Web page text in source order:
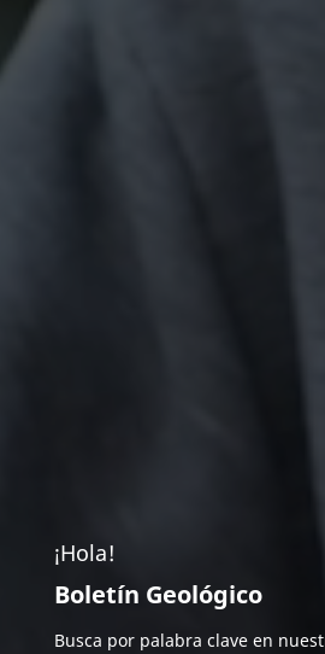
¡Hola!
Boletín Geológico
Busca por palabra clave en